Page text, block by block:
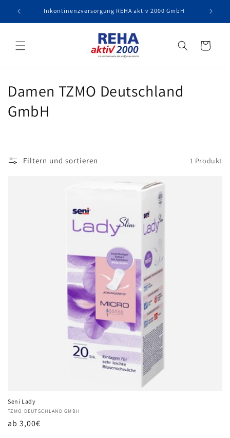
zum
Inkontinenzversorgung REHA aktiv 2000 GmbH
K
a
g
Damen TZMO Deutschland
GmbH
Filtern und sortieren 1 Produkt
Seni Lady
Anbieter:
TZMO DEUTSCHLAND GMBH
Normaler
ab 3,00€